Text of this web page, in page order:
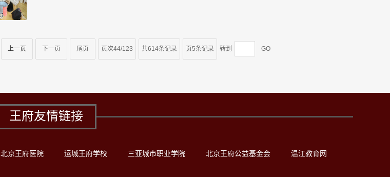
上一页 下一页 尾页 页次44/123 共614条记录 页5条记录 转到 GO
王府友情链接
北京王府医院 运城王府学校 三亚城市职业学院 北京王府公益基金会 温江教育网